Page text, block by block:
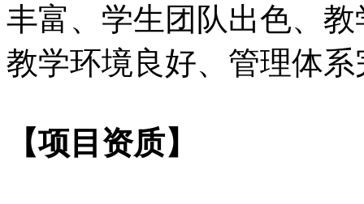
丰富、学生团队出色、
教学环境良好、管理体
【项目资质】